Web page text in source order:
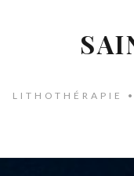
LITHOTHÉRAPIE